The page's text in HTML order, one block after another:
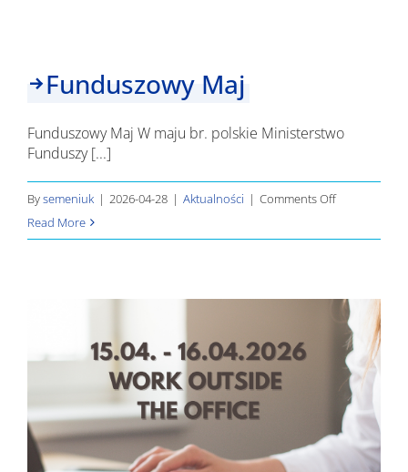
Funduszowy Maj
Funduszowy Maj W maju br. polskie Ministerstwo
Funduszy [...]
Bysemeniuk | 2026-04-28 | Aktualności | Comments Offon
Maj
Read More